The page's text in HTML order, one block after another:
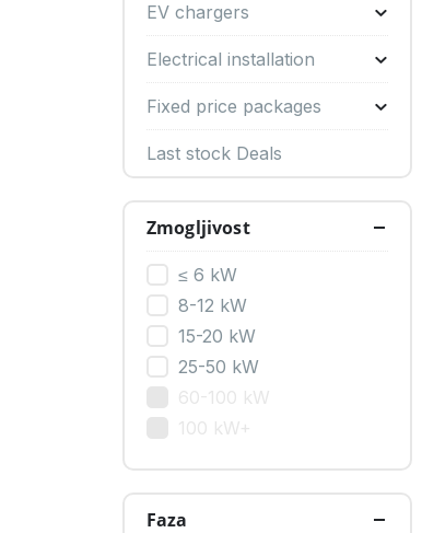
EV chargers
Electrical installation
Fixed price packages
Last stock Deals
Zmogljivost
≤ 6 kW
8-12 kW
15-20 kW
25-50 kW
60-100 kW
100 kW+
Faza